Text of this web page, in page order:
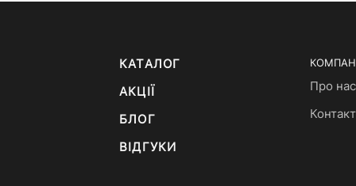
КАТАЛОГ
АКЦІЇ
БЛОГ
ВІДГУКИ
Про нас